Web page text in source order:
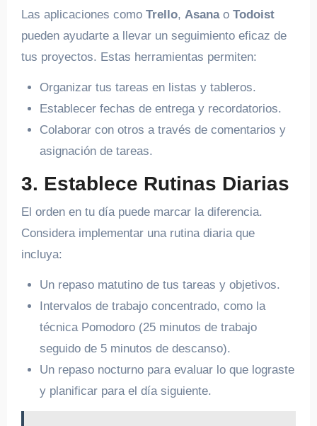
Las aplicaciones como Trello, Asanao Todoist
pueden ayudarte a llevar un seguimiento eficaz de
tus proyectos. Estas herramientas permiten:
Organizar tus tareas en listas y tableros.
Establecer fechas de entrega y recordatorios.
Colaborar con otros a través de comentarios y
asignación de tareas.
3. Establece Rutinas Diarias
El orden en tu día puede marcar la diferencia.
Considera implementar una rutina diaria que
incluya:
Un repaso matutino de tus tareas y objetivos.
Intervalos de trabajo concentrado, como la
técnica Pomodoro (25 minutos de trabajo
seguido de 5 minutos de descanso).
Un repaso nocturno para evaluar lo que lograste
y planificar para el día siguiente.